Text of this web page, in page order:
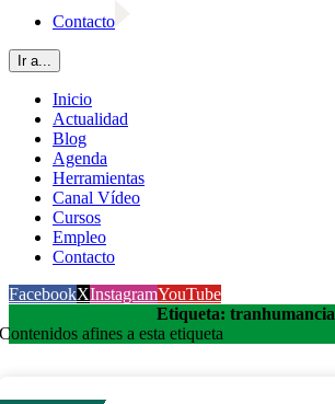
Contacto
Ir a...
Inicio
Actualidad
Blog
Agenda
Herramientas
Canal Vídeo
Cursos
Empleo
Contacto
FacebookXInstagramYouTube
Etiqueta: tranhumancia
Contenidos afines a esta etiqueta